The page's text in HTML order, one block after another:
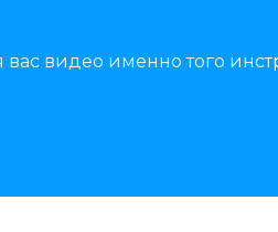
видео именно того